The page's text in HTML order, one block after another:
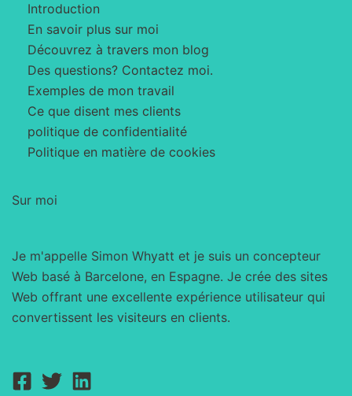
Introduction
En savoir plus sur moi
Découvrez à travers mon blog
Des questions? Contactez moi.
Exemples de mon travail
Ce que disent mes clients
politique de confidentialité
Politique en matière de cookies
Sur moi
Je m'appelle Simon Whyatt et je suis un concepteur
Web basé à Barcelone, en Espagne. Je crée des sites
Web offrant une excellente expérience utilisateur qui
convertissent les visiteurs en clients.